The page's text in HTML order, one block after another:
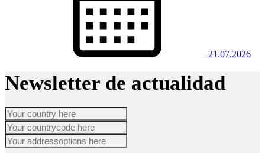
21.07.2026
Newsletter de actualidad